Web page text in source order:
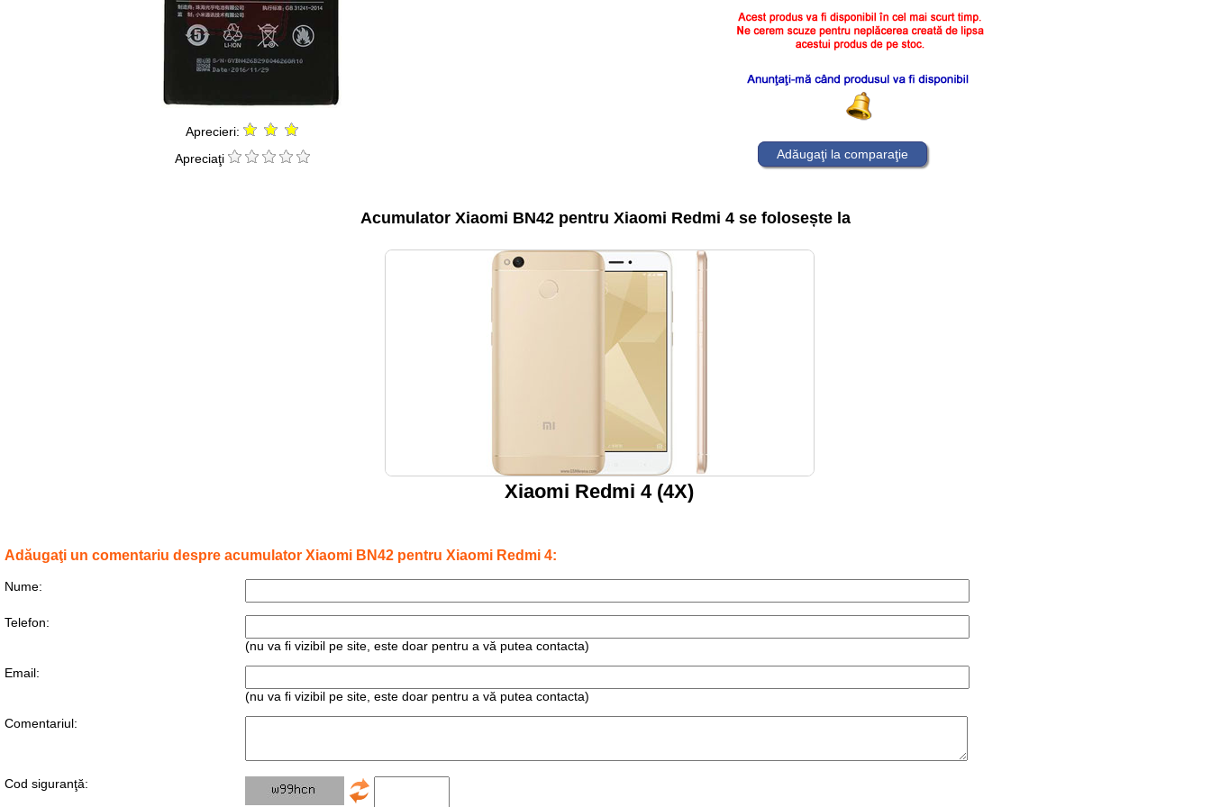
Aprecieri:
Apreciaţi
Adăugaţi la comparaţie
Acumulator Xiaomi BN42 pentru Xiaomi Redmi 4 se folosește la
Xiaomi Redmi 4 (4X)
Adăugaţi un comentariu despre acumulator Xiaomi BN42 pentru Xiaomi Redmi 4:
Nume:
Telefon:
(nu va fi vizibil pe site, este doar pentru a vă putea contacta)
Email:
(nu va fi vizibil pe site, este doar pentru a vă putea contacta)
Comentariul:
Cod siguranţă: